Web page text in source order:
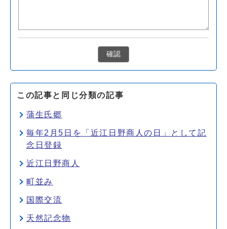
確認
この記事と同じ分類の記事
蒲生氏郷
毎年2月5日を「近江日野商人の日」として記
念日登録
近江日野商人
町並み
国際交流
天然記念物